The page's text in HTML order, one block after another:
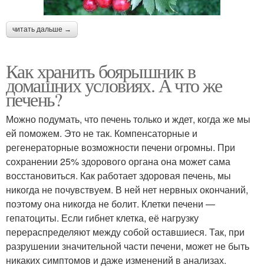
читать дальше →
Как хранить боярышник в
домашних условиях. А что же
печень?
Можно подумать, что печень только и ждет, когда же мы
ей поможем. Это не так. Компенсаторные и
регенераторные возможности печени огромны. При
сохранении 25% здорового органа она может сама
восстановиться. Как работает здоровая печень, мы
никогда не почувствуем. В ней нет нервных окончаний,
поэтому она никогда не болит. Клетки печени —
гепатоциты. Если гибнет клетка, её нагрузку
перераспределяют между собой оставшиеся. Так, при
разрушении значительной части печени, может не быть
никаких симптомов и даже изменений в анализах.